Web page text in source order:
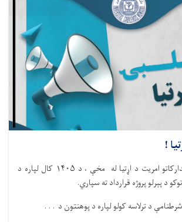
!
د کابل پوهنتون د تدارکاتو امریت د اړتیا له مخې ، د ۱۴۰۵ کال لپاره د
د ترلاسه کولو لپاره د پوهنتون د . . .